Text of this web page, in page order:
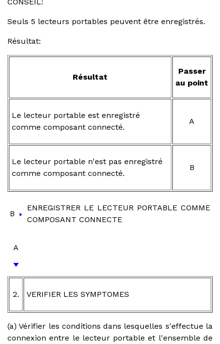
Seuls 5 lecteurs portables peuvent être enregistrés.
Résultat:
Résultat
Passer
au point
Le lecteur portable est enregistré
comme composant connecté.
A
Le lecteur portable n'est pas enregistré
comme composant connecté.
B
B
ENREGISTRER LE LECTEUR PORTABLE COMME
COMPOSANT CONNECTE
A
2. VERIFIER LES SYMPTOMES
(a) Vérifier les conditions dans lesquelles s'effectue la
connexion entre le lecteur portable et l'ensemble de